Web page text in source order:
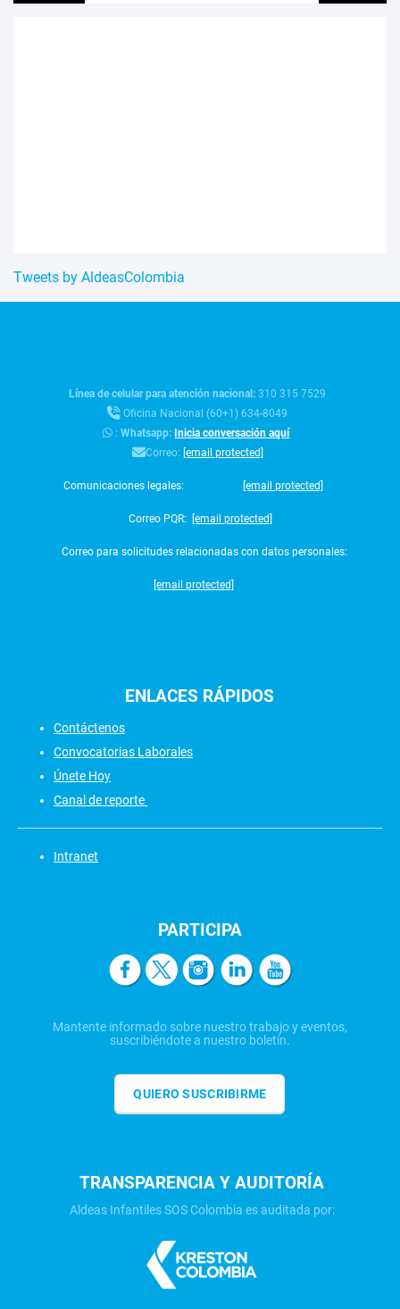
Tweets by AldeasColombia
Línea de celular para atención nacional:310 315 7529
Oficina Nacional (60+1) 634-8049
:Whatsapp: Inicia conversación aquí
Correo: [email protected]
Comunicaciones legales: [email protected]
Correo PQR: [email protected]
Correo para solicitudes relacionadas con datos personales:
[email protected]
ENLACES RÁPIDOS
Contáctenos
Convocatorias Laborales
Únete Hoy
Canal de reporte
Intranet
PARTICIPA
Mantente informado sobre nuestro trabajo y eventos,
suscribiéndote a nuestro boletín.
QUIERO SUSCRIBIRME
TRANSPARENCIA Y AUDITORÍA
Aldeas Infantiles SOS Colombia es auditada por: